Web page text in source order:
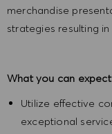
merchandise
strategies resulting
What you can
Utilize effective
exceptional